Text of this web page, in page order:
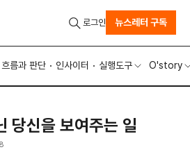
흐름과 판단 인사이터 실행도구 O'story
로그인 뉴스레터 구독
당신을 보여주는 일